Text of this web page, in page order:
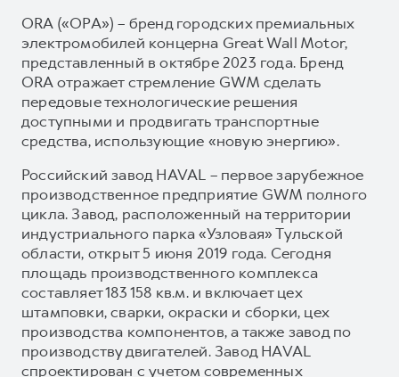
ORA («ОРА») – бренд городских премиальных
электромобилей концерна Great Wall Motor,
представленный в октябре 2023 года. Бренд
ORA отражает стремление GWM сделать
передовые технологические решения
доступными и продвигать транспортные
средства, использующие «новую энергию».
Российский завод HAVAL – первое зарубежное
производственное предприятие GWM полного
цикла. Завод, расположенный на территории
индустриального парка «Узловая» Тульской
области, открыт 5 июня 2019 года. Сегодня
площадь производственного комплекса
составляет 183 158 кв.м. и включает цех
штамповки, сварки, окраски и сборки, цех
производства компонентов, а также завод по
производству двигателей. Завод HAVAL
спроектирован с учетом современных